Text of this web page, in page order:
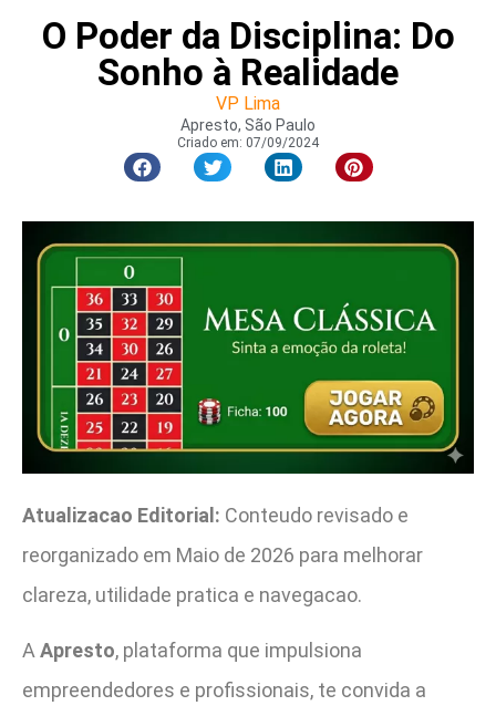
O Poder da Disciplina: Do
Sonho à Realidade
VP Lima
Apresto, São Paulo
Criado em: 07/09/2024
Atualizacao Editorial: Conteudo revisado e
reorganizado em Maio de 2026 para melhorar
clareza, utilidade pratica e navegacao.
AApresto, plataforma que impulsiona
empreendedores e profissionais, te convida a